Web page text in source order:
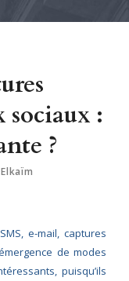
sociaux :
?
e-mail, captures
de modes
puisqu’ils